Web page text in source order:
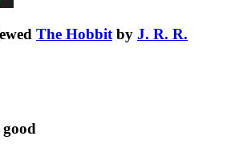
The Hobbitby J. R. R.
good